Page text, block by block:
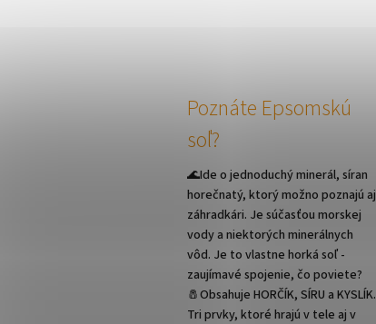
Poznáte Epsomskú
soľ?
🌊Ide o jednoduchý minerál, síran
horečnatý, ktorý možno poznajú aj
záhradkári. Je súčasťou morskej
vody a niektorých minerálnych
vôd. Je to vlastne horká soľ -
zaujímavé spojenie, čo poviete?
🧂Obsahuje HORČÍK, SÍRU a KYSLÍK.
Tri prvky, ktoré hrajú v tele aj v